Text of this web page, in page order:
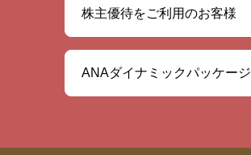
株主優待をご利用のお客様
ANAダイナミックパッケージ